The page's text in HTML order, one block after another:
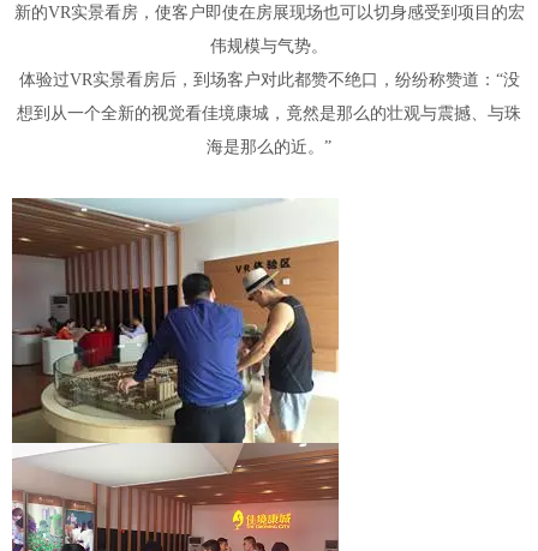
新的VR实景看房，使客户即使在房展现场也可以切身感受到项目的宏
伟规模与气势。
体验过VR实景看房后，到场客户对此都赞不绝口，纷纷称赞道：“没
想到从一个全新的视觉看佳境康城，竟然是那么的壮观与震撼、与珠
海是那么的近。”